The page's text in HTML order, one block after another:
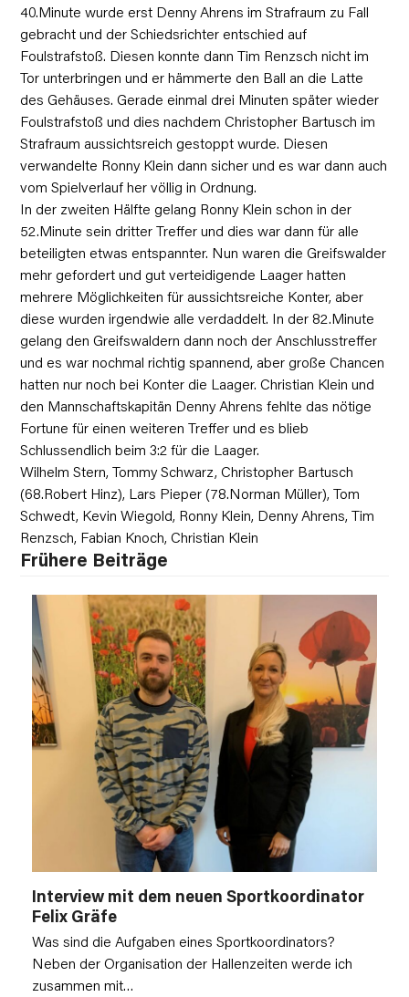
40.Minute wurde erst Denny Ahrens im Strafraum zu Fall
gebracht und der Schiedsrichter entschied auf
Foulstrafstoß. Diesen konnte dann Tim Renzsch nicht im
Tor unterbringen und er hämmerte den Ball an die Latte
des Gehäuses. Gerade einmal drei Minuten später wieder
Foulstrafstoß und dies nachdem Christopher Bartusch im
Strafraum aussichtsreich gestoppt wurde. Diesen
verwandelte Ronny Klein dann sicher und es war dann auch
vom Spielverlauf her völlig in Ordnung.
In der zweiten Hälfte gelang Ronny Klein schon in der
52.Minute sein dritter Treffer und dies war dann für alle
beteiligten etwas entspannter. Nun waren die Greifswalder
mehr gefordert und gut verteidigende Laager hatten
mehrere Möglichkeiten für aussichtsreiche Konter, aber
diese wurden irgendwie alle verdaddelt. In der 82.Minute
gelang den Greifswaldern dann noch der Anschlusstreffer
und es war nochmal richtig spannend, aber große Chancen
hatten nur noch bei Konter die Laager. Christian Klein und
den Mannschaftskapitän Denny Ahrens fehlte das nötige
Fortune für einen weiteren Treffer und es blieb
Schlussendlich beim 3:2 für die Laager.
Wilhelm Stern, Tommy Schwarz, Christopher Bartusch
(68.Robert Hinz), Lars Pieper (78.Norman Müller), Tom
Schwedt, Kevin Wiegold, Ronny Klein, Denny Ahrens, Tim
Renzsch, Fabian Knoch, Christian Klein
Frühere Beiträge
Interview mit dem neuen Sportkoordinator
Felix Gräfe
Was sind die Aufgaben eines Sportkoordinators?
Neben der Organisation der Hallenzeiten werde ich
zusammen mit…